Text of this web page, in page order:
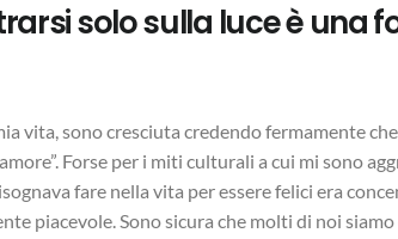
solo sulla luce è una
vita, sono cresciuta credendo fermamente che
Forse per i miti culturali a cui mi sono
fare nella vita per essere felici era
piacevole. Sono sicura che molti di noi